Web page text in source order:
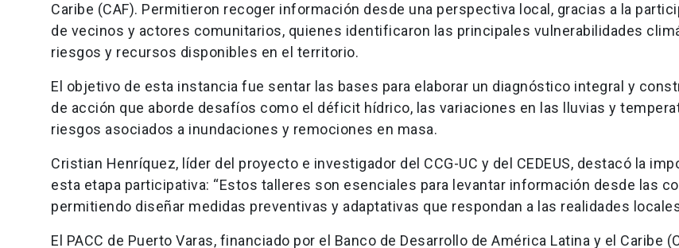
Caribe (CAF). Permitieron recoger información desde una perspectiva local, gracias a la
de vecinos y actores comunitarios, quienes identificaron las principales vulnerabilidades
riesgos y recursos disponibles en el territorio.
El objetivo de esta instancia fue sentar las bases para elaborar un diagnóstico integral y
de acción que aborde desafíos como el déficit hídrico, las variaciones en las lluvias y
riesgos asociados a inundaciones y remociones en masa.
Cristian Henríquez, líder del proyecto e investigador del CCG-UC y del CEDEUS, destacó la
esta etapa participativa: “Estos talleres son esenciales para levantar información desde las
permitiendo diseñar medidas preventivas y adaptativas que respondan a las realidades
El PACC de Puerto Varas, financiado por el Banco de Desarrollo de América Latina y el Caribe